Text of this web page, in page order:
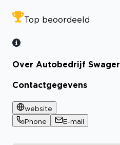
Top beoordeeld
Over Autobedrijf Swager
Contactgegevens
website
Phone
E-mail